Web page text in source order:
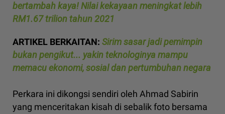
bertambah kaya! Nilai kekayaan meningkat lebih
RM1.67 trilion tahun 2021
ARTIKEL BERKAITAN: Sirim sasar jadi pemimpin
bukan pengikut... yakin teknologinya mampu
memacu ekonomi, sosial dan pertumbuhan negara
Perkara ini dikongsi sendiri oleh Ahmad Sabirin
yang menceritakan kisah di sebalik foto bersama